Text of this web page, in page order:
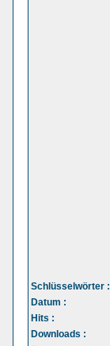
Schlüsselwörter :
Datum :
Hits :
Downloads :